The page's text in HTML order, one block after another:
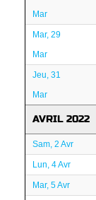
Mar
Mar, 29
Mar
Jeu, 31
Mar
AVRIL 2022
Sam, 2 Avr
Lun, 4 Avr
Mar, 5 Avr